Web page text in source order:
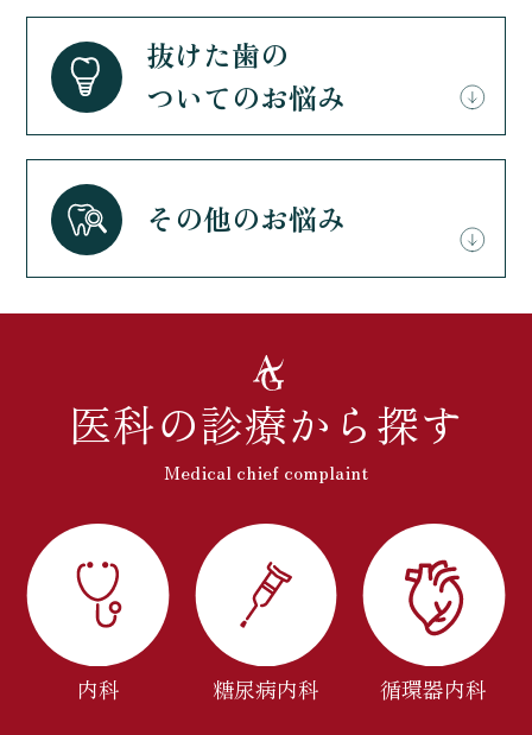
抜けた歯の
ついてのお悩み
その他のお悩み
医科の診療から探す
Medical chief complaint
内科 糖尿病内科 循環器内科